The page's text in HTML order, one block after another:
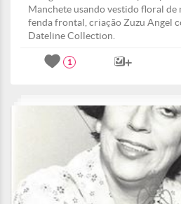
Manchete usando vestido floral de
fenda frontal, criação Zuzu Angel
Dateline Collection.
1